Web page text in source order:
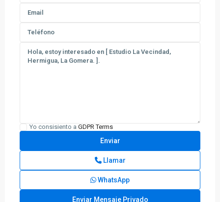
Yo consisiento a GDPR Terms
Llamar
WhatsApp